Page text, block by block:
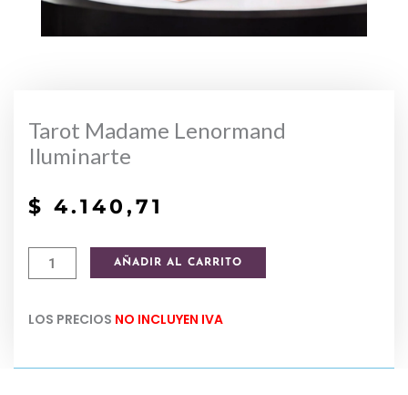
Tarot Madame Lenormand
Iluminarte
$ 4.140,71
Tarot
Madame
AÑADIR AL CARRITO
LOS PRECIOS NO INCLUYEN IVA